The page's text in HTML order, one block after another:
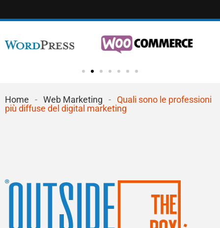
Home - Web Marketing -
Quali sono le professioni
più diffuse del digital marketing